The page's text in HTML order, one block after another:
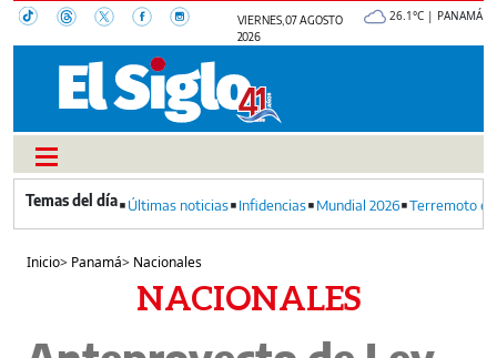
VIERNES, 07 AGOSTO
2026
26.1°C | PANAMÁ
Últimas noticias Infidencias Mundial 2026 Terremoto
Inicio> Panamá> Nacionales
NACIONALES